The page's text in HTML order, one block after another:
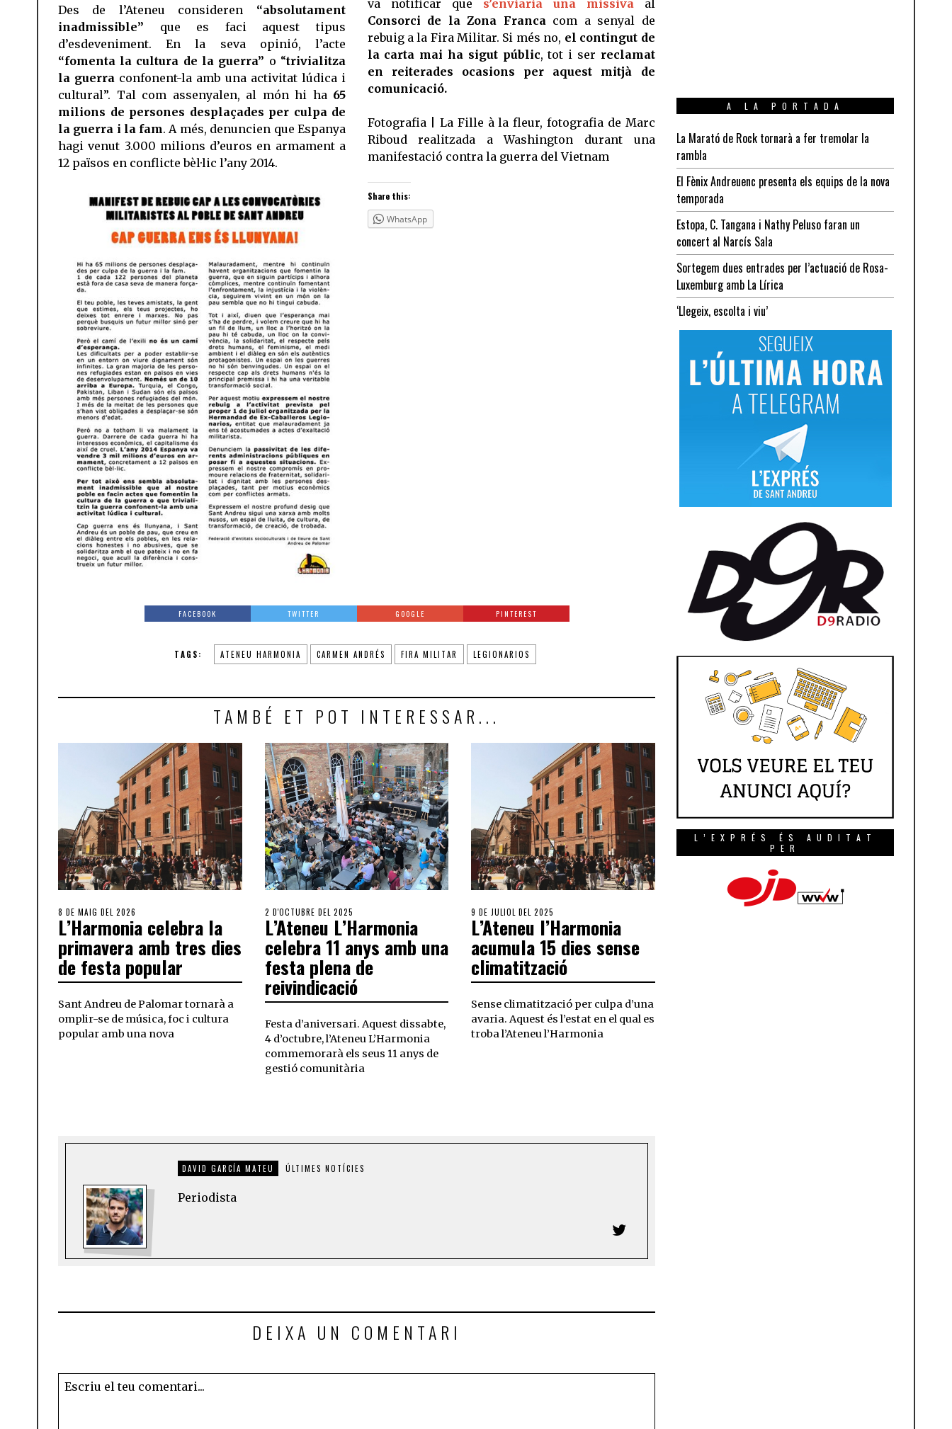
Des de l’Ateneu consideren “absolutament
inadmissible” que es faci aquest tipus
d’esdeveniment. En la seva opinió, l’acte
“fomenta la cultura de la guerra” o “trivialitza
la guerra confonent-la amb una activitat lúdica i
cultural”. Tal com assenyalen, al món hi ha 65
milions de persones desplaçades per culpa de
la guerra i la fam. A més, denuncien que Espanya
hagi venut 3.000 milions d’euros en armament a
12 països en conflicte bèl·lic l’any 2014.
va notificar que s’enviaria una missiva al
Consorci de la Zona Franca com a senyal de
rebuig a la Fira Militar. Si més no, el contingut de
la carta mai ha sigut públic, tot i ser reclamat
en reiterades ocasions per aquest mitjà de
comunicació.
Fotografia | La Fille à la fleur, fotografia de Marc
Riboud realitzada a Washington durant una
manifestació contra la guerra del Vietnam
Share this:
WhatsApp
FACEBOOK TWITTER GOOGLE PINTEREST
TAGS: ATENEU HARMONIA CARMEN ANDRÉS FIRA MILITAR LEGIONARIOS
TAMBÉ ET POT INTERESSAR...
8 DE MAIG DEL 2026
L’Harmonia celebra la
primavera amb tres dies
de festa popular
Sant Andreu de Palomar tornarà a
omplir-se de música, foc i cultura
popular amb una nova
2 D'OCTUBRE DEL 2025
L’Ateneu L’Harmonia
celebra 11 anys amb una
festa plena de
reivindicació
Festa d’aniversari. Aquest dissabte,
4 d’octubre, l’Ateneu L’Harmonia
commemorarà els seus 11 anys de
gestió comunitària
9 DE JULIOL DEL 2025
L’Ateneu l’Harmonia
acumula 15 dies sense
climatització
Sense climatització per culpa d’una
avaria. Aquest és l’estat en el qual es
troba l’Ateneu l’Harmonia
DAVID GARCÍA MATEU ÚLTIMES NOTÍCIES
Periodista
DEIXA UN COMENTARI
A LA PORTADA
La Marató de Rock tornarà a fer tremolar la
rambla
El Fènix Andreuenc presenta els equips de la nova
temporada
Estopa, C. Tangana i Nathy Peluso faran un
concert al Narcís Sala
Sortegem dues entrades per l’actuació de Rosa-
Luxemburg amb La Lírica
‘Llegeix, escolta i viu’
L’EXPRÉS ÉS AUDITAT
PER